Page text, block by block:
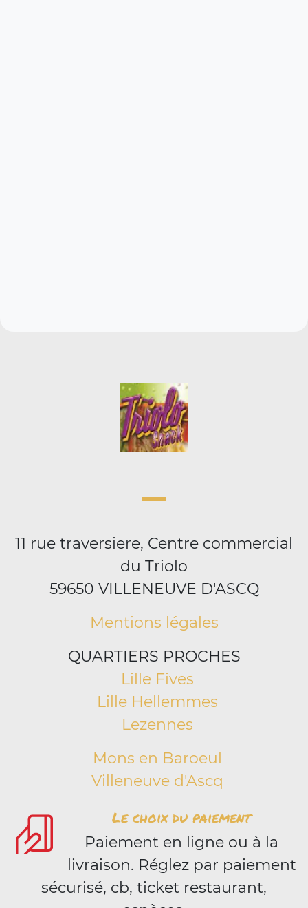
11 rue traversiere, Centre commercial
du Triolo
59650 VILLENEUVE D'ASCQ
Mentions légales
QUARTIERS PROCHES
Lille Fives
Lille Hellemmes
Lezennes
Mons en Baroeul
Villeneuve d'Ascq
Le choix du paiement
Paiement en ligne ou à la
livraison. Réglez par paiement
sécurisé, cb, ticket restaurant,